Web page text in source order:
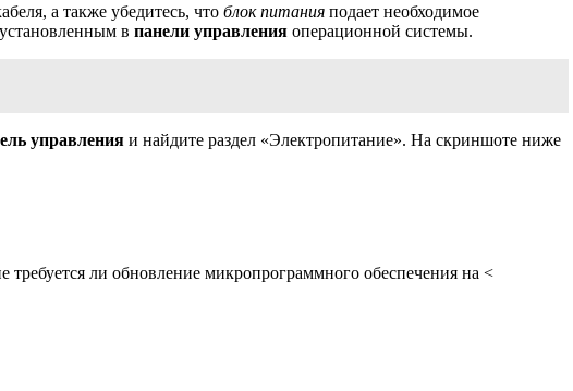
а также убедитесь, что блок питания подает необходимое
в панели управления операционной системы.
управления и найдите раздел «Электропитание». На скриншоте ниже
ли обновление микропрограммного обеспечения на <